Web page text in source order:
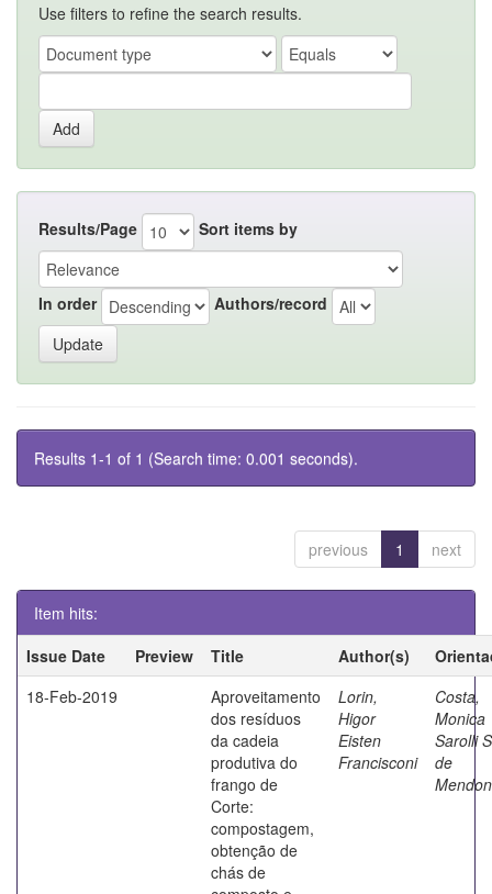
Use filters to refine the search results.
Results/Page Sort items by
In order Authors/record
Results 1-1 of 1 (Search time: 0.001 seconds).
previous 1 next
Item hits:
Issue Date
Preview Title Author(s)
18-Feb-2019
Aproveitamento
dos resíduos
da cadeia
produtiva do
frango de
Corte:
compostagem,
obtenção de
chás de
Lorin,
Higor
Eisten
Francisconi
Costa,
Monica
Sarolli
de